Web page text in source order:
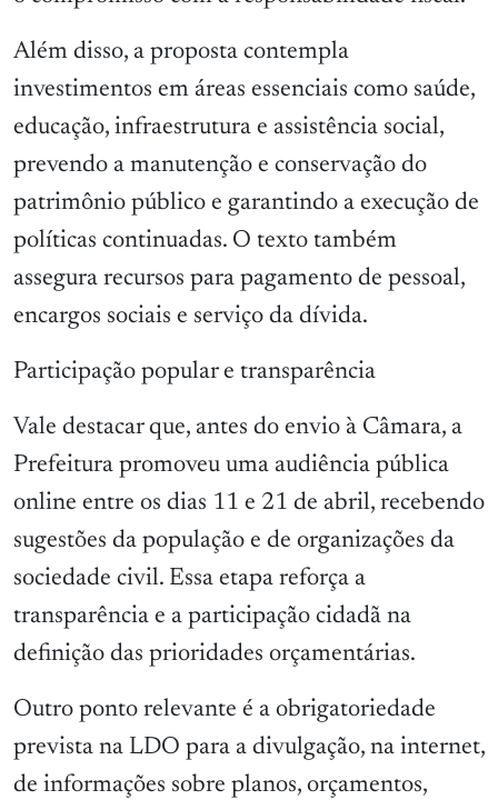
Além disso, a proposta contempla
investimentos em áreas essenciais como saúde,
educação, infraestrutura e assistência social,
prevendo a manutenção e conservação do
patrimônio público e garantindo a execução de
políticas continuadas. O texto também
assegura recursos para pagamento de pessoal,
encargos sociais e serviço da dívida.
Participação popular e transparência
Vale destacar que, antes do envio à Câmara, a
Prefeitura promoveu uma audiência pública
online entre os dias 11 e 21 de abril, recebendo
sugestões da população e de organizações da
sociedade civil. Essa etapa reforça a
transparência e a participação cidadã na
definição das prioridades orçamentárias.
Outro ponto relevante é a obrigatoriedade
prevista na LDO para a divulgação, na internet,
de informações sobre planos, orçamentos,